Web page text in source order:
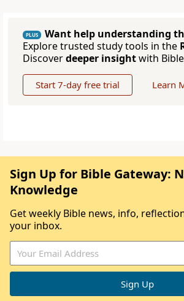
PLUS
Want help understanding
Explore trusted study tools in the
Discoverdeeper insightwith
Start 7-day free trial Learn
Sign Up for Bible Gateway:
Knowledge
Get weekly Bible news, info,
your inbox.